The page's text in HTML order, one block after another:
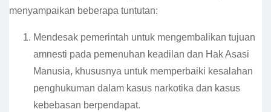
menyampaikan beberapa tuntutan:
Mendesak pemerintah untuk mengembalikan tujuan
amnesti pada pemenuhan keadilan dan Hak Asasi
Manusia, khususnya untuk memperbaiki kesalahan
penghukuman dalam kasus narkotika dan kasus
kebebasan berpendapat.